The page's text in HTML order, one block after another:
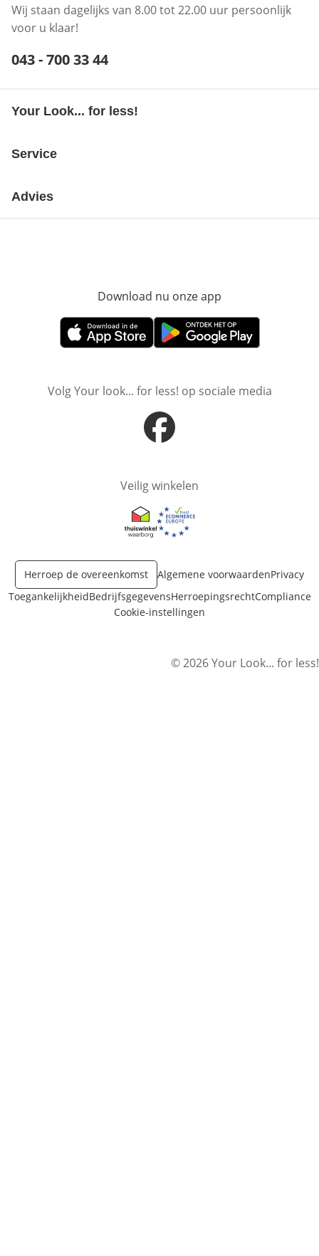
Wij staan dagelijks van 8.00 tot 22.00 uur persoonlijk
voor u klaar!
Telefoonnummer:
043 - 700 33 44
Your Look... for less!
Service
Advies
Download nu onze app
Opent in nieuw vensterOpent in nieuw venster
Volg Your look... for less! op sociale media
Opent in nieuw venster
Veilig winkelen
Opent in nieuw venster
Opent in nieuw venster
Herroep de overeenkomst Algemene voorwaardenPrivacy
ToegankelijkheidBedrijfsgegevensHerroepingsrechtCompliance
Cookie-instellingen
© 2026 Your Look... for less!